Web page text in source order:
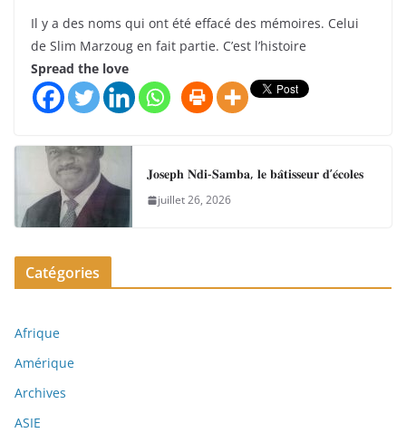
Il y a des noms qui ont été effacé des mémoires. Celui
de Slim Marzoug en fait partie. C’est l’histoire
Spread the love
𝐉𝐨𝐬𝐞𝐩𝐡 𝐍𝐝𝐢-𝐒𝐚𝐦𝐛𝐚, 𝐥𝐞 𝐛𝐚̂𝐭𝐢𝐬𝐬𝐞𝐮𝐫 𝐝’𝐞́𝐜𝐨𝐥𝐞𝐬
juillet 26, 2026
Catégories
Afrique
Amérique
Archives
ASIE